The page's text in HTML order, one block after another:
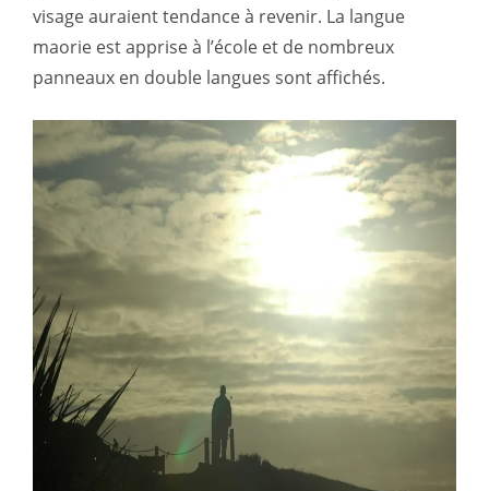
visage auraient tendance à revenir. La langue
maorie est apprise à l’école et de nombreux
panneaux en double langues sont affichés.